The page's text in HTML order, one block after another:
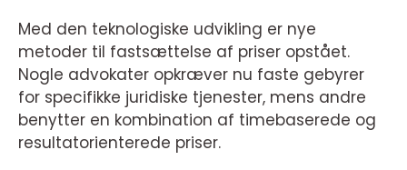
Med den teknologiske udvikling er nye
metoder til fastsættelse af priser opstået.
Nogle advokater opkræver nu faste gebyrer
for specifikke juridiske tjenester, mens andre
benytter en kombination af timebaserede og
resultatorienterede priser.